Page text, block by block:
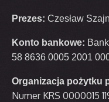
Prezes: Czesław
Konto bankowe:
58 8636 0005 2001
Organizacja pożytku
Numer KRS 0000015